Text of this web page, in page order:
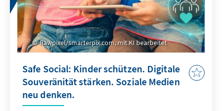
Rawpixel/smarterpix.com, mit KI bearbeitet
Safe Social: Kinder schützen. Digitale
Souveränität stärken. Soziale Medien
neu denken.